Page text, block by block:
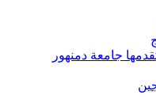
تقدمها جامعة دمنهور